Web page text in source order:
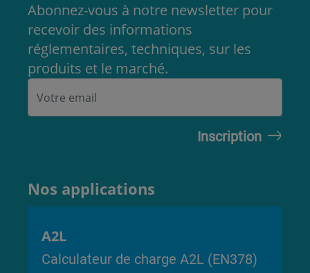
Abonnez-vous à notre newsletter pour
recevoir des informations
réglementaires, techniques, sur les
produits et le marché.
Nos applications
A2L
Calculateur de charge A2L (EN378)